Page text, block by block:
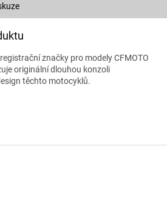
značky pro modely CFMOTO
originální dlouhou konzoli
těchto motocyklů.